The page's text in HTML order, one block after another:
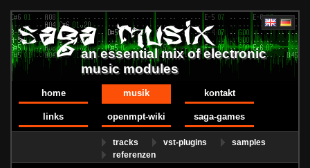
an essential mix of electronic
music modules
home musik kontakt
links openmpt-wiki saga-games
tracks vst-plugins
samples
referenzen